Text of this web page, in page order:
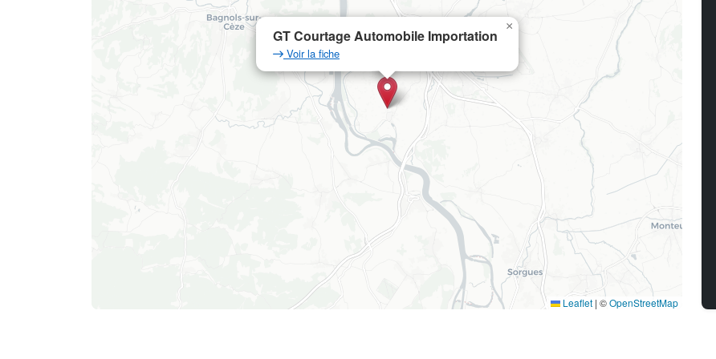
GT Courtage Automobile Importation
Voir la fiche
×
Leaflet | ©OpenStreetMap